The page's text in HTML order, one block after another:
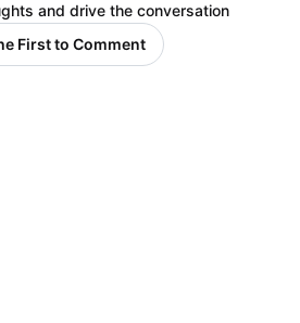
and drive the conversation.
the First to Comment